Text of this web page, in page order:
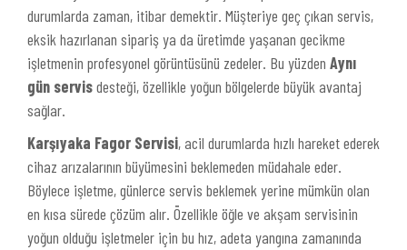
durumlarda zaman, itibar demektir. Müşteriye geç çıkan servis,
eksik hazırlanan sipariş ya da üretimde yaşanan gecikme
işletmenin profesyonel görüntüsünü zedeler. Bu yüzden Aynı
gün servisdesteği, özellikle yoğun bölgelerde büyük avantaj
sağlar.
Karşıyaka Fagor Servisi, acil durumlarda hızlı hareket ederek
cihaz arızalarının büyümesini beklemeden müdahale eder.
Böylece işletme, günlerce servis beklemek yerine mümkün olan
en kısa sürede çözüm alır. Özellikle öğle ve akşam servisinin
yoğun olduğu işletmeler için bu hız, adeta yangına zamanında